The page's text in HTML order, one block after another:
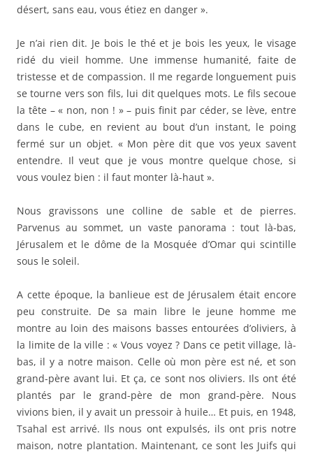
désert, sans eau, vous étiez en danger ».
Je n’ai rien dit. Je bois le thé et je bois les yeux, le visage
ridé du vieil homme. Une immense humanité, faite de
tristesse et de compassion. Il me regarde longuement puis
se tourne vers son fils, lui dit quelques mots. Le fils secoue
la tête – « non, non ! » – puis finit par céder, se lève, entre
dans le cube, en revient au bout d’un instant, le poing
fermé sur un objet. « Mon père dit que vos yeux savent
entendre. Il veut que je vous montre quelque chose, si
vous voulez bien : il faut monter là-haut ».
Nous gravissons une colline de sable et de pierres.
Parvenus au sommet, un vaste panorama : tout là-bas,
Jérusalem et le dôme de la Mosquée d’Omar qui scintille
sous le soleil.
A cette époque, la banlieue est de Jérusalem était encore
peu construite. De sa main libre le jeune homme me
montre au loin des maisons basses entourées d’oliviers, à
la limite de la ville : « Vous voyez ? Dans ce petit village, là-
bas, il y a notre maison. Celle où mon père est né, et son
grand-père avant lui. Et ça, ce sont nos oliviers. Ils ont été
plantés par le grand-père de mon grand-père. Nous
vivions bien, il y avait un pressoir à huile… Et puis, en 1948,
Tsahal est arrivé. Ils nous ont expulsés, ils ont pris notre
maison, notre plantation. Maintenant, ce sont les Juifs qui